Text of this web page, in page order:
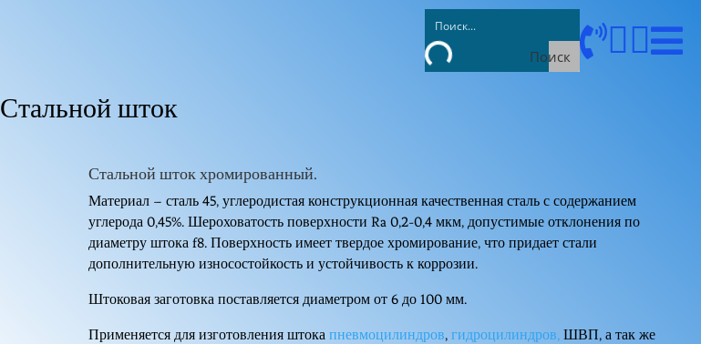
Поиск 
Стальной шток
Стальной шток хромированный.
Материал – сталь 45, углеродистая конструкционная качественная сталь с содержанием
углерода 0,45%. Шероховатость поверхности Ra 0,2-0,4 мкм, допустимые отклонения по
диаметру штока f8. Поверхность имеет твердое хромирование, что придает стали
дополнительную износостойкость и устойчивость к коррозии.
Штоковая заготовка поставляется диаметром от 6 до 100 мм.
Применяется для изготовления штока пневмоцилиндров, гидроцилиндров, ШВП, а так же